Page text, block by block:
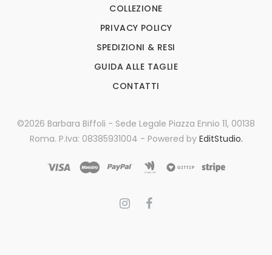
COLLEZIONE
PRIVACY POLICY
SPEDIZIONI & RESI
GUIDA ALLE TAGLIE
CONTATTI
©2026 Barbara Biffoli - Sede Legale Piazza Ennio 11, 00138
Roma. P.Iva: 08385931004 - Powered by EditStudio.